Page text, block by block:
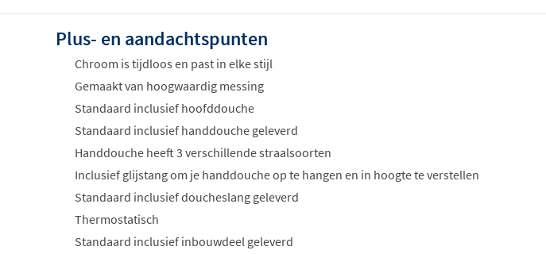
Plus- en aandachtspunten
Chroom is tijdloos en past in elke stijl
Gemaakt van hoogwaardig messing
Standaard inclusief hoofddouche
Standaard inclusief handdouche geleverd
Handdouche heeft 3 verschillende straalsoorten
Inclusief glijstang om je handdouche op te hangen en in hoogte te verstellen
Standaard inclusief doucheslang geleverd
Thermostatisch
Standaard inclusief inbouwdeel geleverd